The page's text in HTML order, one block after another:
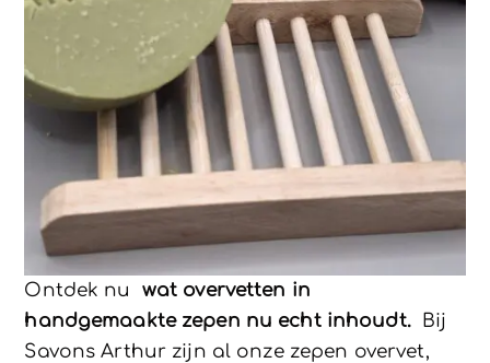
Ontdek nu wat overvetten in
handgemaakte zepen nu echt inhoudt.Bij
Savons Arthur zijn al onze zepen overvet,